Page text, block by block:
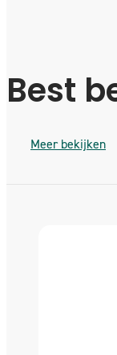
Best
Meer bekijken